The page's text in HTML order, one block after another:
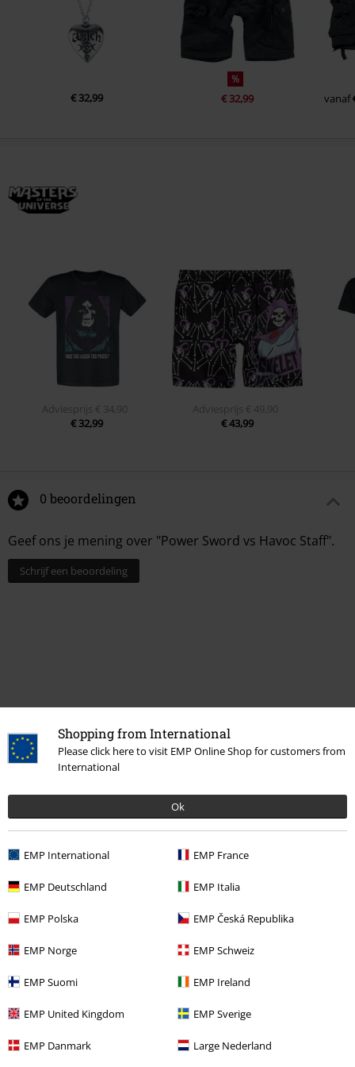
Shopping from International
Please click here to visit EMP Online Shop for customers from
International
Ok
EMP International EMP France
EMP Deutschland EMP Italia
EMP Polska EMP Česká Republika
EMP Norge EMP Schweiz
EMP Suomi EMP Ireland
EMP United Kingdom EMP Sverige
EMP Danmark Large Nederland
€ 32,99
%
€ 32,99 vanaf
Adviesprijs
€ 34,90
€ 32,99
Adviesprijs
€ 49,90
€ 43,99
0 beoordelingen
Geef ons je mening over "Power Sword vs Havoc Staff".
Schrijf een beoordeling
Laatst bezocht
Adviesprijs
Films & Series Films en tv Masters of the Universe